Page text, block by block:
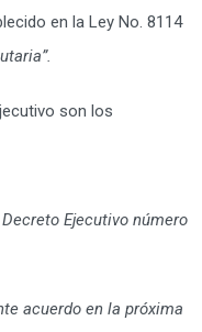
en la Ley No. 8114
son los
Ejecutivo número
acuerdo en la próxima